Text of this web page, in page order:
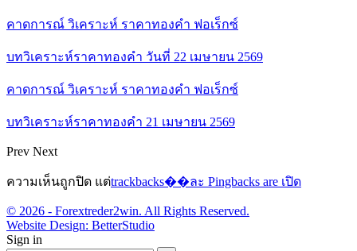
คาดการณ์ วิเคราะห์ ราคาทองคำ ฟอเร็กซ์
บทวิเคราะห์ราคาทองคำ วันที่ 22 เมษายน 2569
คาดการณ์ วิเคราะห์ ราคาทองคำ ฟอเร็กซ์
บทวิเคราะห์ราคาทองคำ 21 เมษายน 2569
Prev Next
ความเห็นถูกปิด แต่trackbacks��ละ Pingbacks are เปิด
© 2026 - Forextreder2win. All Rights Reserved.
Website Design: BetterStudio
Sign in